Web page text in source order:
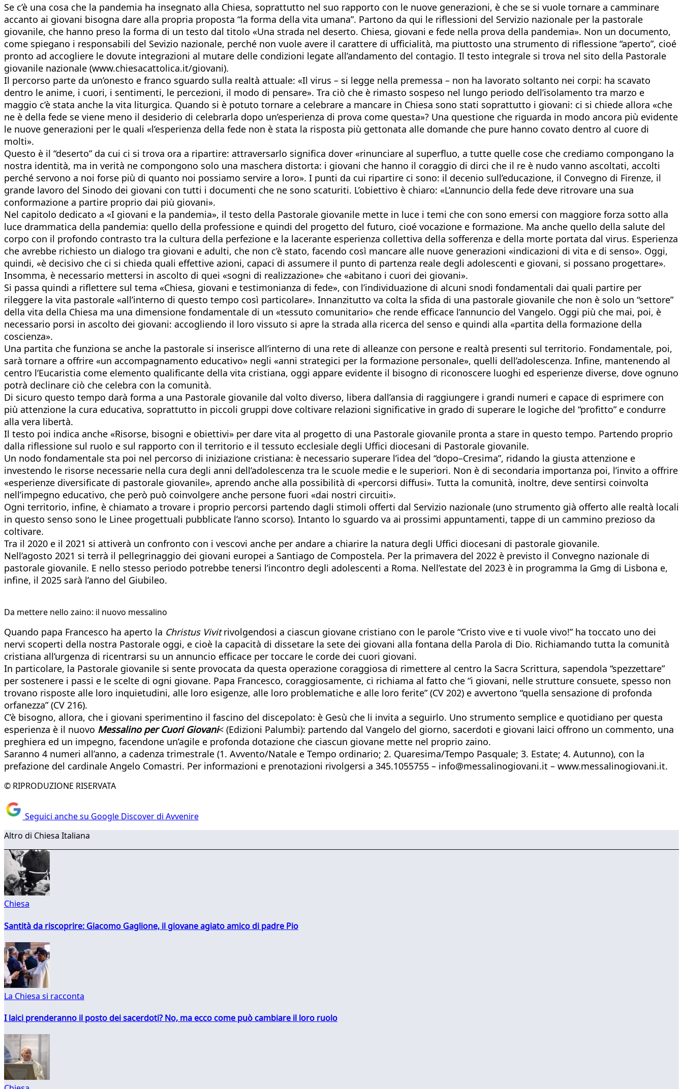
Se c’è una cosa che la pandemia ha insegnato alla Chiesa, soprattutto nel suo rapporto con le nuove generazioni, è che se si vuole tornare a camminare
accanto ai giovani bisogna dare alla propria proposta “la forma della vita umana”. Partono da qui le riflessioni del Servizio nazionale per la pastorale
giovanile, che hanno preso la forma di un testo dal titolo «Una strada nel deserto. Chiesa, giovani e fede nella prova della pandemia». Non un documento,
come spiegano i responsabili del Sevizio nazionale, perché non vuole avere il carattere di ufficialità, ma piuttosto una strumento di riflessione “aperto”, cioé
pronto ad accogliere le dovute integrazioni al mutare delle condizioni legate all’andamento del contagio. Il testo integrale si trova nel sito della Pastorale
giovanile nazionale (www.chiesacattolica.it/giovani).
Il percorso parte da un’onesto e franco sguardo sulla realtà attuale: «Il virus – si legge nella premessa – non ha lavorato soltanto nei corpi: ha scavato
dentro le anime, i cuori, i sentimenti, le percezioni, il modo di pensare». Tra ciò che è rimasto sospeso nel lungo periodo dell’isolamento tra marzo e
maggio c’è stata anche la vita liturgica. Quando si è potuto tornare a celebrare a mancare in Chiesa sono stati soprattutto i giovani: ci si chiede allora «che
ne è della fede se viene meno il desiderio di celebrarla dopo un’esperienza di prova come questa»? Una questione che riguarda in modo ancora più evidente
le nuove generazioni per le quali «l’esperienza della fede non è stata la risposta più gettonata alle domande che pure hanno covato dentro al cuore di
molti».
Questo è il “deserto” da cui ci si trova ora a ripartire: attraversarlo significa dover «rinunciare al superfluo, a tutte quelle cose che crediamo compongano la
nostra identità, ma in verità ne compongono solo una maschera distorta: i giovani che hanno il coraggio di dirci che il re è nudo vanno ascoltati, accolti
perché servono a noi forse più di quanto noi possiamo servire a loro». I punti da cui ripartire ci sono: il decenio sull’educazione, il Convegno di Firenze, il
grande lavoro del Sinodo dei giovani con tutti i documenti che ne sono scaturiti. L’obiettivo è chiaro: «L’annuncio della fede deve ritrovare una sua
conformazione a partire proprio dai più giovani».
Nel capitolo dedicato a «I giovani e la pandemia», il testo della Pastorale giovanile mette in luce i temi che con sono emersi con maggiore forza sotto alla
luce drammatica della pandemia: quello della professione e quindi del progetto del futuro, cioé vocazione e formazione. Ma anche quello della salute del
corpo con il profondo contrasto tra la cultura della perfezione e la lacerante esperienza collettiva della sofferenza e della morte portata dal virus. Esperienza
che avrebbe richiesto un dialogo tra giovani e adulti, che non c’è stato, facendo così mancare alle nuove generazioni «indicazioni di vita e di senso». Oggi,
quindi, «è decisivo che ci si chieda quali effettive azioni, capaci di assumere il punto di partenza reale degli adolescenti e giovani, si possano progettare».
Insomma, è necessario mettersi in ascolto di quei «sogni di realizzazione» che «abitano i cuori dei giovani».
Si passa quindi a riflettere sul tema «Chiesa, giovani e testimonianza di fede», con l’individuazione di alcuni snodi fondamentali dai quali partire per
rileggere la vita pastorale «all’interno di questo tempo così particolare». Innanzitutto va colta la sfida di una pastorale giovanile che non è solo un “settore”
della vita della Chiesa ma una dimensione fondamentale di un «tessuto comunitario» che rende efficace l’annuncio del Vangelo. Oggi più che mai, poi, è
necessario porsi in ascolto dei giovani: accogliendo il loro vissuto si apre la strada alla ricerca del senso e quindi alla «partita della formazione della
coscienza».
Una partita che funziona se anche la pastorale si inserisce all’interno di una rete di alleanze con persone e realtà presenti sul territorio. Fondamentale, poi,
sarà tornare a offrire «un accompagnamento educativo» negli «anni strategici per la formazione personale», quelli dell’adolescenza. Infine, mantenendo al
centro l’Eucaristia come elemento qualificante della vita cristiana, oggi appare evidente il bisogno di riconoscere luoghi ed esperienze diverse, dove ognuno
potrà declinare ciò che celebra con la comunità.
Di sicuro questo tempo darà forma a una Pastorale giovanile dal volto diverso, libera dall’ansia di raggiungere i grandi numeri e capace di esprimere con
più attenzione la cura educativa, soprattutto in piccoli gruppi dove coltivare relazioni significative in grado di superare le logiche del “profitto” e condurre
alla vera libertà.
Il testo poi indica anche «Risorse, bisogni e obiettivi» per dare vita al progetto di una Pastorale giovanile pronta a stare in questo tempo. Partendo proprio
dalla riflessione sul ruolo e sul rapporto con il territorio e il tessuto ecclesiale degli Uffici diocesani di Pastorale giovanile.
Un nodo fondamentale sta poi nel percorso di iniziazione cristiana: è necessario superare l’idea del “dopo–Cresima”, ridando la giusta attenzione e
investendo le risorse necessarie nella cura degli anni dell’adolescenza tra le scuole medie e le superiori. Non è di secondaria importanza poi, l’invito a offrire
«esperienze diversificate di pastorale giovanile», aprendo anche alla possibilità di «percorsi diffusi». Tutta la comunità, inoltre, deve sentirsi coinvolta
nell’impegno educativo, che però può coinvolgere anche persone fuori «dai nostri circuiti».
Ogni territorio, infine, è chiamato a trovare i proprio percorsi partendo dagli stimoli offerti dal Servizio nazionale (uno strumento già offerto alle realtà locali
in questo senso sono le Linee progettuali pubblicate l’anno scorso). Intanto lo sguardo va ai prossimi appuntamenti, tappe di un cammino prezioso da
coltivare.
Tra il 2020 e il 2021 si attiverà un confronto con i vescovi anche per andare a chiarire la natura degli Uffici diocesani di pastorale giovanile.
Nell’agosto 2021 si terrà il pellegrinaggio dei giovani europei a Santiago de Compostela. Per la primavera del 2022 è previsto il Convegno nazionale di
pastorale giovanile. E nello stesso periodo potrebbe tenersi l’incontro degli adolescenti a Roma. Nell’estate del 2023 è in programma la Gmg di Lisbona e,
infine, il 2025 sarà l’anno del Giubileo.
Da mettere nello zaino: il nuovo messalino
Quando papa Francesco ha aperto la Christus Vivitrivolgendosi a ciascun giovane cristiano con le parole “Cristo vive e ti vuole vivo!” ha toccato uno dei
nervi scoperti della nostra Pastorale oggi, e cioè la capacità di dissetare la sete dei giovani alla fontana della Parola di Dio. Richiamando tutta la comunità
cristiana all’urgenza di ricentrarsi su un annuncio efficace per toccare le corde dei cuori giovani.
In particolare, la Pastorale giovanile si sente provocata da questa operazione coraggiosa di rimettere al centro la Sacra Scrittura, sapendola “spezzettare”
per sostenere i passi e le scelte di ogni giovane. Papa Francesco, coraggiosamente, ci richiama al fatto che “i giovani, nelle strutture consuete, spesso non
trovano risposte alle loro inquietudini, alle loro esigenze, alle loro problematiche e alle loro ferite” (CV 202) e avvertono “quella sensazione di profonda
orfanezza” (CV 216).
C’è bisogno, allora, che i giovani sperimentino il fascino del discepolato: è Gesù che li invita a seguirlo. Uno strumento semplice e quotidiano per questa
esperienza è il nuovo Messalino per Cuori Giovani< (Edizioni Palumbi): partendo dal Vangelo del giorno, sacerdoti e giovani laici offrono un commento, una
preghiera ed un impegno, facendone un’agile e profonda dotazione che ciascun giovane mette nel proprio zaino.
Saranno 4 numeri all’anno, a cadenza trimestrale (1. Avvento/Natale e Tempo ordinario; 2. Quaresima/Tempo Pasquale; 3. Estate; 4. Autunno), con la
prefazione del cardinale Angelo Comastri. Per informazioni e prenotazioni rivolgersi a 345.1055755 – info@messalinogiovani.it – www.messalinogiovani.it.
© RIPRODUZIONE RISERVATA
Seguici anche su Google Discover di Avvenire
Altro di Chiesa Italiana
Chiesa
Santità da riscoprire: Giacomo Gaglione, il giovane agiato amico di padre Pio
La Chiesa si racconta
I laici prenderanno il posto dei sacerdoti? No, ma ecco come può cambiare il loro ruolo